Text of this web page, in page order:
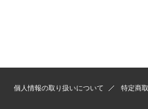
個人情報の取り扱いについて 特定商